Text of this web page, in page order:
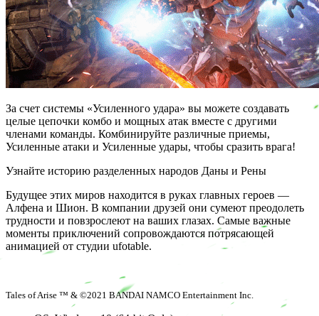
За счет системы «Усиленного удара» вы можете создавать
целые цепочки комбо и мощных атак вместе с другими
членами команды. Комбинируйте различные приемы,
Усиленные атаки и Усиленные удары, чтобы сразить врага!
Узнайте историю разделенных народов Даны и Рены
Будущее этих миров находится в руках главных героев —
Алфена и Шион. В компании друзей они сумеют преодолеть
трудности и повзрослеют на ваших глазах. Самые важные
моменты приключений сопровождаются потрясающей
анимацией от студии ufotable.
Tales of Arise ™ & ©2021 BANDAI NAMCO Entertainment Inc.